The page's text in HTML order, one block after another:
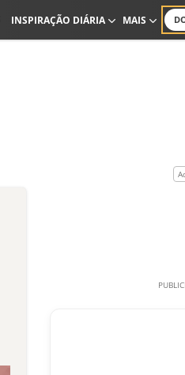
INSPIRAÇÃO DIÁRIA MAIS